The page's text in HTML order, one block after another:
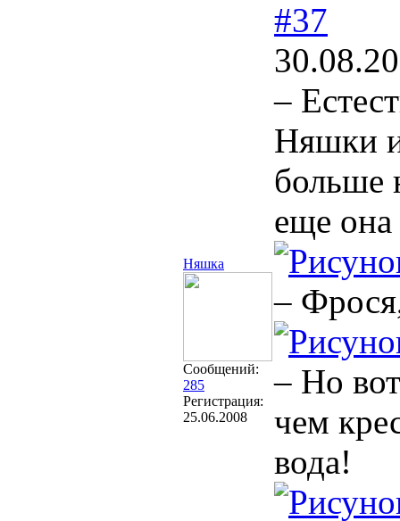
Няшка
Сообщений:
285
Регистрация:
25.06.2008
#37
–
Няшки
больше
еще она
–
– Но
чем
вода!